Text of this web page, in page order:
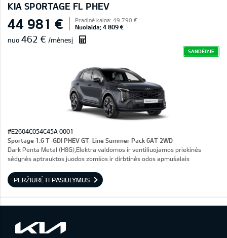
KIA SPORTAGE FL PHEV
44 981 € Pradinė kaina: 49 790 €
Nuolaida: 4 809 €
nuo 462 € /mėnesį
SANDĖLYJE
#E2604C054C45A 0001
Sportage 1.6 T-GDI PHEV GT-Line Summer Pack 6AT 2WD
Dark Penta Metal (H8G),Elektra valdomos ir ventiliuojamos priekinės
sėdynės aptrauktos juodos zomšos ir dirbtinės odos apmušalais
PERŽIŪRĖTI PASIŪLYMUS